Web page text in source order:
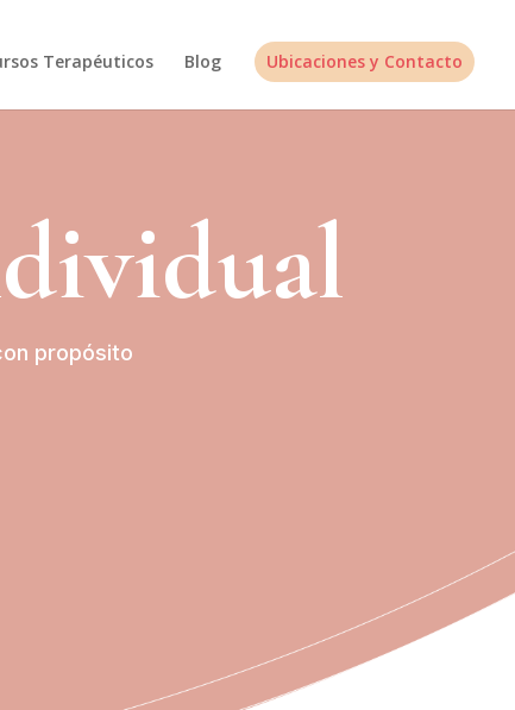
Terapéuticos Blog Ubicaciones y Contacto
propósito